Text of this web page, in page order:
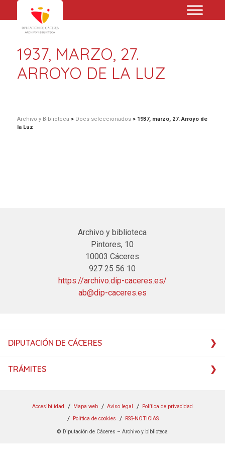
1937, MARZO, 27.
ARROYO DE LA LUZ
Archivo y Biblioteca > Docs seleccionados> 1937, marzo, 27. Arroyo de
la Luz
Archivo y biblioteca
Pintores, 10
10003 Cáceres
927 25 56 10
https://archivo.dip-caceres.es/
ab@dip-caceres.es
DIPUTACIÓN DE CÁCERES
TRÁMITES
Accesibilidad Mapa web Aviso legal
Política de privacidad
Política de cookies
RSS-NOTICIAS
© Diputación de Cáceres – Archivo y biblioteca